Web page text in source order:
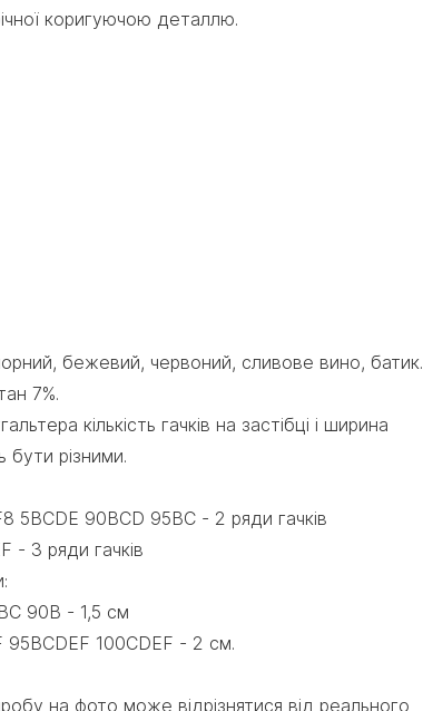
коригуючою деталлю.
бежевий, червоний, сливове вино, батик.
7%.
кількість гачків на застібці і ширина
бути різними.
5BCDE 90BCD 95BC - 2 ряди гачків
- 3 ряди гачків
90B - 1,5 см
95BCDEF 100CDEF - 2 см.
на фото може відрізнятися від реального